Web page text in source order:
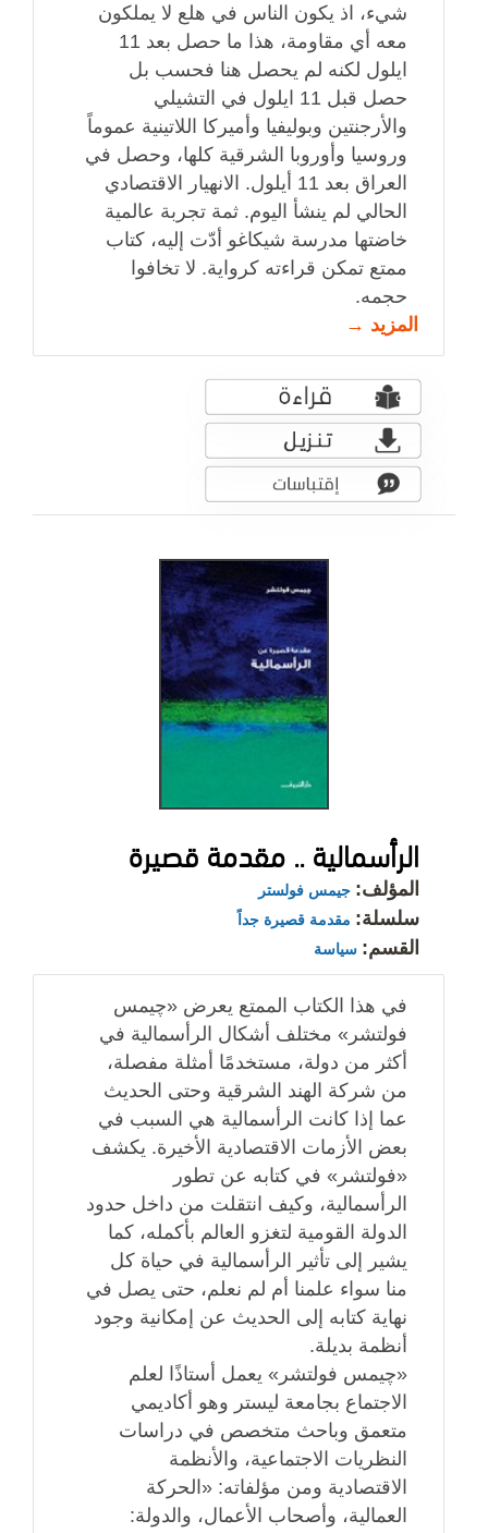
شيء، اذ يكون الناس في هلع لا يملكون
معه أي مقاومة، هذا ما حصل بعد 11
ايلول لكنه لم يحصل هنا فحسب بل
حصل قبل 11 ايلول في التشيلي
والأرجنتين وبوليفيا وأميركا اللاتينية عموماً
وروسيا وأوروبا الشرقية كلها، وحصل في
العراق بعد 11 أيلول. الانهيار الاقتصادي
الحالي لم ينشأ اليوم. ثمة تجربة عالمية
خاضتها مدرسة شيكاغو أدّت إليه، كتاب
ممتع تمكن قراءته كرواية. لا تخافوا
حجمه.
المزيد →
الرأسمالية .. مقدمة قصيرة
المؤلف: جيمس فولستر
سلسلة: مقدمة قصيرة جداً
القسم: سياسة
في هذا الكتاب الممتع يعرض «چيمس
فولتشر» مختلف أشكال الرأسمالية في
أكثر من دولة، مستخدمًا أمثلة مفصلة،
من شركة الهند الشرقية وحتى الحديث
عما إذا كانت الرأسمالية هي السبب في
بعض الأزمات الاقتصادية الأخيرة. يكشف
«فولتشر» في كتابه عن تطور
الرأسمالية، وكيف انتقلت من داخل حدود
الدولة القومية لتغزو العالم بأكمله، كما
يشير إلى تأثير الرأسمالية في حياة كل
منا سواء علمنا أم لم نعلم، حتى يصل في
نهاية كتابه إلى الحديث عن إمكانية وجود
أنظمة بديلة.
«چيمس فولتشر» يعمل أستاذًا لعلم
الاجتماع بجامعة ليستر وهو أكاديمي
متعمق وباحث متخصص في دراسات
النظريات الاجتماعية، والأنظمة
الاقتصادية ومن مؤلفاته: «الحركة
العمالية، وأصحاب الأعمال، والدولة: